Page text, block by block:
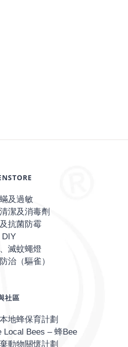
及過敏
潔及消毒劑
抗菌防霉
DIY
滅蚊蠅燈
治（驅雀）
社區
地蜂保育計劃
Local Bees – 蜂Bee
動物關懷計劃